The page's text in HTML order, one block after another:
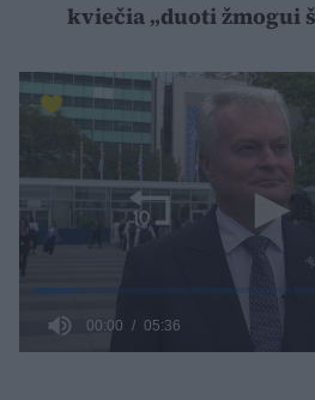
kviečia „duoti žmogui